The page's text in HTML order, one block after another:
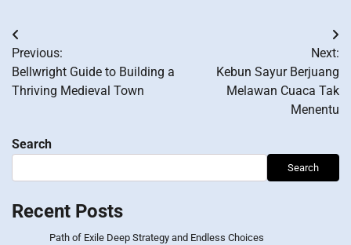
Post
navigation
Previous:
Bellwright Guide to Building a
Thriving Medieval Town
Next:
Kebun Sayur Berjuang
Melawan Cuaca Tak
Menentu
Search
Search
Recent Posts
Path of Exile Deep Strategy and Endless Choices